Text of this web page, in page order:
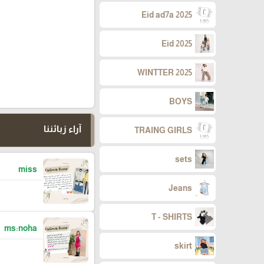
Eid ad7a 2025
Eid 2025
WINTTER 2025
BOYS
TRAING GIRLS
sets
Jeans
T - SHIRTS
skirt
آراء زبائننا
miss
ms:noha